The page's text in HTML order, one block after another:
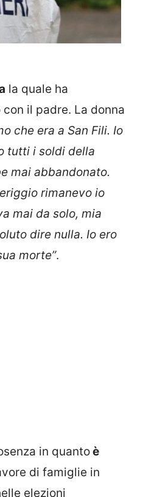
la quale ha
il padre. La donna
che era a San Fili. Io
tutti i soldi della
mai abbandonato.
rimanevo io
mai da solo, mia
dire nulla. Io ero
morte”.
in quantoè
di famiglie in
elezioni